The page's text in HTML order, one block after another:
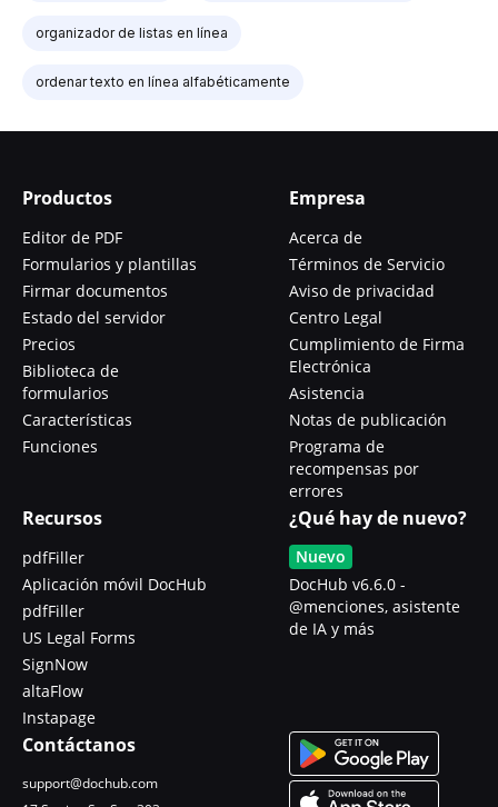
organizador de listas en línea
ordenar texto en línea alfabéticamente
Productos
Editor de PDF
Formularios y plantillas
Firmar documentos
Estado del servidor
Precios
Biblioteca de
formularios
Características
Funciones
Empresa
Acerca de
Términos de Servicio
Aviso de privacidad
Centro Legal
Cumplimiento de Firma
Electrónica
Asistencia
Notas de publicación
Programa de
recompensas por
errores
Recursos
pdfFiller
Aplicación móvil DocHub
pdfFiller
US Legal Forms
SignNow
altaFlow
Instapage
¿Qué hay de nuevo?
Nuevo
DocHub v6.6.0 -
@menciones, asistente
de IA y más
Contáctanos
support@dochub.com